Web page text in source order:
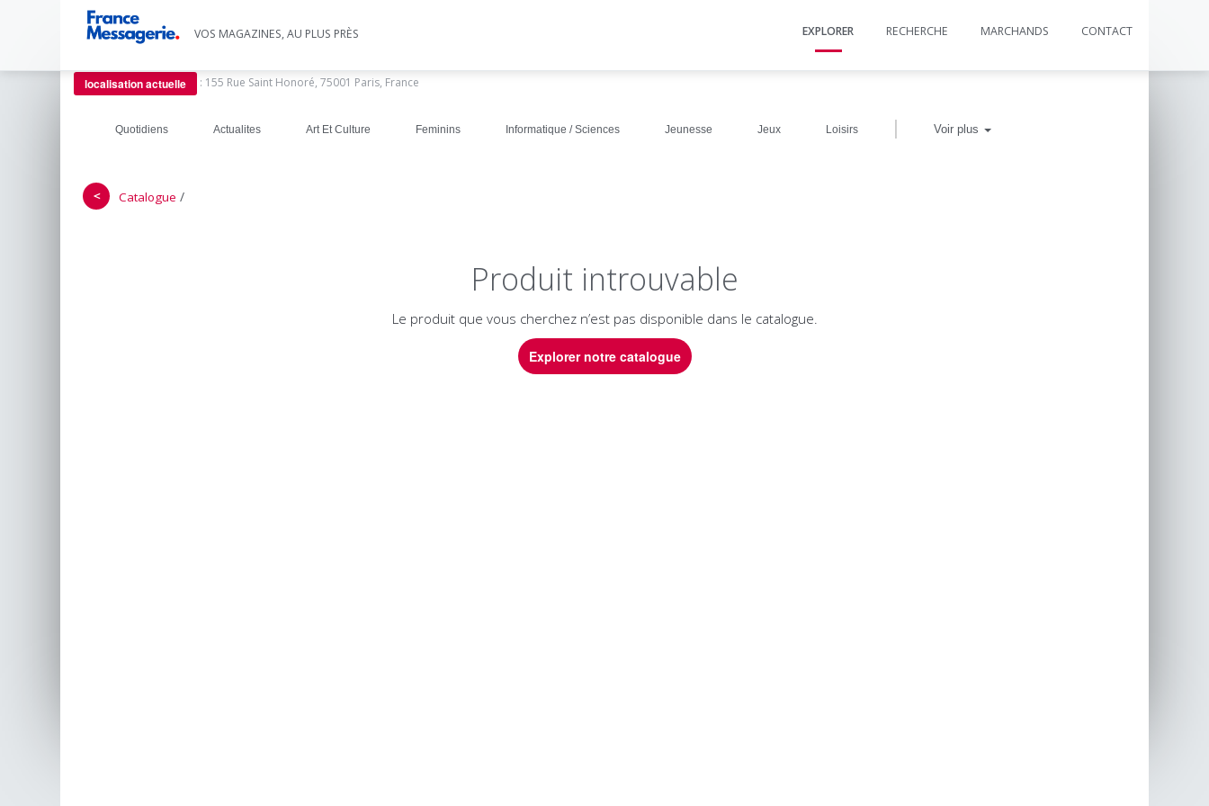
VOS MAGAZINES, AU PLUS PRÈS EXPLORER RECHERCHE MARCHANDS CONTACT
localisation actuelle : 155 Rue Saint Honoré, 75001 Paris, France
Quotidiens Actualites Art Et Culture Feminins Informatique / Sciences Jeunesse Jeux Loisirs | Voir plus
＜ Catalogue /
Produit introuvable
Le produit que vous cherchez n’est pas disponible dans le catalogue.
Explorer notre catalogue